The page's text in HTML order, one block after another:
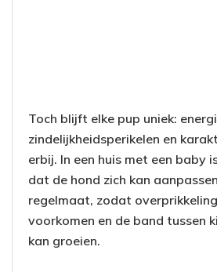
Toch blijft elke pup uniek:
zindelijkheidsperikelen en
erbij. In een huis met een baby
dat de hond zich kan
regelmaat, zodat
voorkomen en de band tussen
kan groeien.